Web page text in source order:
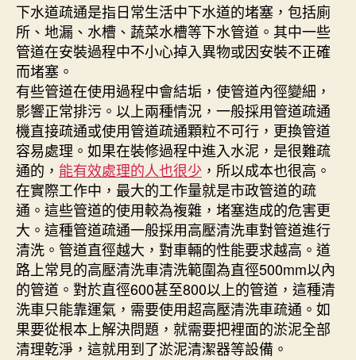
下水道疏通是指日常生活中下水道的堵塞，包括廁
所、地漏、水槽、蔬菜水槽等下水管道。其中一些
管道在安裝過程中不小心掉入異物或因安裝不正確
而堵塞。
有些管道在使用過程中會結垢，使管道內徑變細，
影響正常排污。以上兩種情況，一般採用管道疏通
機直接疏通或使用管道疏通顆粒不可行，更換管道
容易處理。如果在裝修過程中進入水泥，是很難疏
通的， 能有效處理的人也很少 ，所以成本也很高。
在實際工作中，最大的工作量就是市政管道的疏
通。這些管道的使用較為複雜，堵塞造成的危害更
大。這種管道疏通一般採用高壓清洗車對管道進行
清洗。管道直徑越大，對車輛的性能要求越高。道
路上常見的高壓清洗車清洗範圍為直徑500mm以內
的管道。對於直徑600甚至800以上的管道，這種清
洗車只能靠運氣，需要使用超高壓清洗車疏通。如
果要從根本上解決問題，就需要把裡面的淤泥全部
清理乾淨，這就用到了淤泥清潔器等設備。